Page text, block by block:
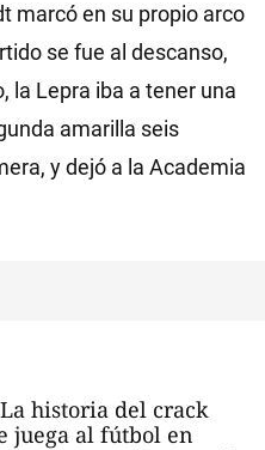
marcó en su propio arco
se fue al descanso,
la Lepra iba a tener una
amarilla seis
y dejó a la Academia
La historia del crack
juega al fútbol en